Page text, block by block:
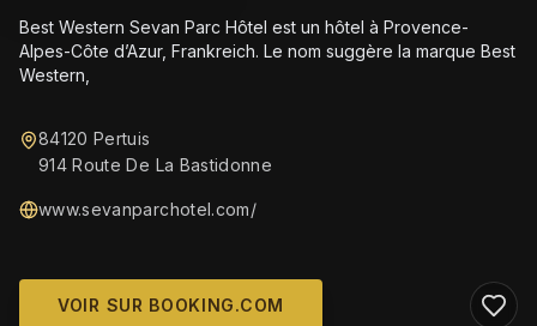
Best Western Sevan Parc Hôtel est un hôtel à Provence-
Alpes-Côte d’Azur, Frankreich. Le nom suggère la marque Best
Western,
84120 Pertuis
914 Route De La Bastidonne
www.sevanparchotel.com/
VOIR SUR BOOKING.COM